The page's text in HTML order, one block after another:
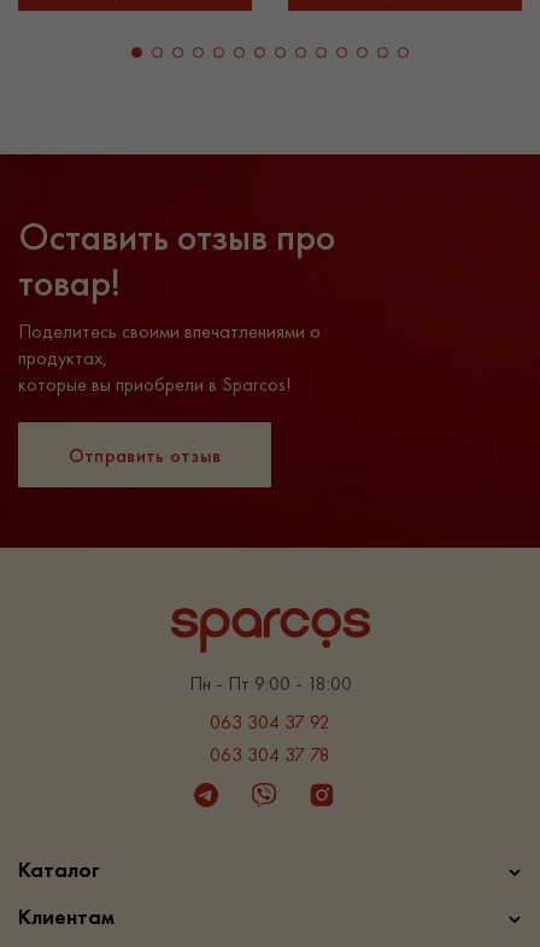
Оставить отзыв про
товар!
Поделитесь своими впечатлениями о
продуктах,
которые вы приобрели в Sparcos!
Отправить отзыв
Пн - Пт 9:00 - 18:00
063 304 37 92
063 304 37 78
TelegramViber Instagram
Каталог
Клиентам